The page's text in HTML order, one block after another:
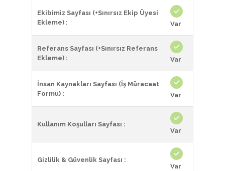
Ekibimiz Sayfası (+Sınırsız Ekip Üyesi
Ekleme) :
Var
Referans Sayfası (+Sınırsız Referans
Ekleme) :
Var
İnsan Kaynakları Sayfası (İş Müracaat
Formu) :
Var
Kullanım Koşulları Sayfası :
Var
Gizlilik & Güvenlik Sayfası :
Var